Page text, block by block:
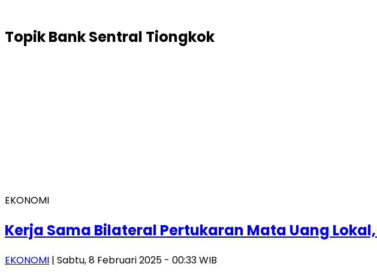
TopikBank Sentral Tiongkok
EKONOMI
Kerja Sama Bilateral Pertukaran Mata Uang
EKONOMI | Sabtu, 8 Februari 2025 - 00:33 WIB